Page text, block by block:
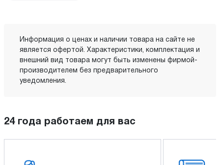
Информация о ценах и наличии товара на сайте не
является офертой. Характеристики, комплектация и
внешний вид товара могут быть изменены фирмой-
производителем без предварительного
уведомления.
24 года работаем для вас